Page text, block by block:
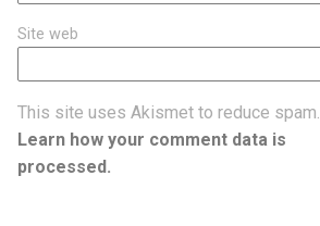
Site web
This site uses Akismet to reduce spam.
Learn how your comment data is
processed.